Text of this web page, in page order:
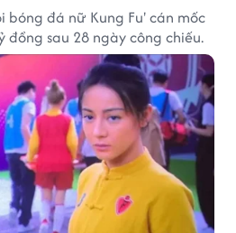
bóng đá nữ Kung Fu' cán mốc
đồng sau 28 ngày công chiếu.